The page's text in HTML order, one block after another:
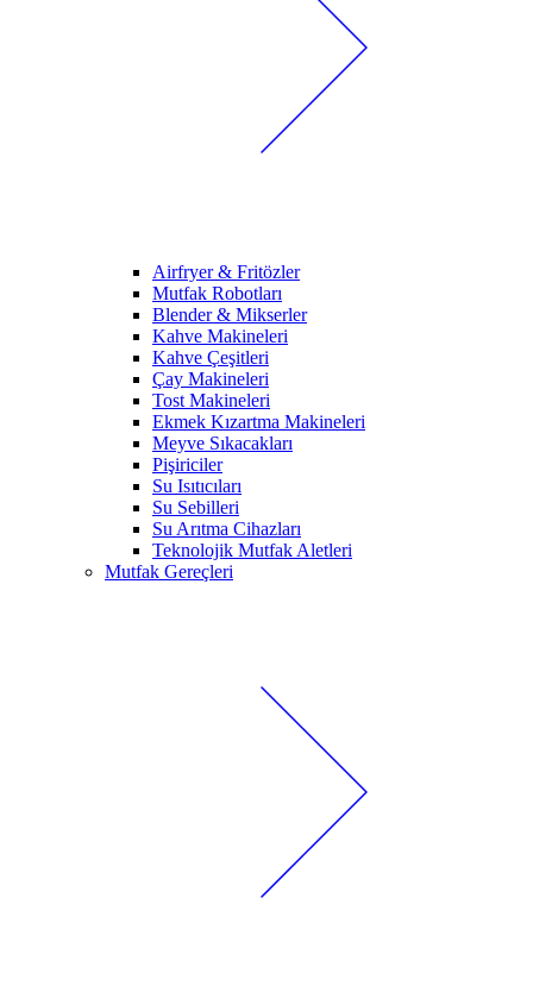
Airfryer & Fritözler
Mutfak Robotları
Blender & Mikserler
Kahve Makineleri
Kahve Çeşitleri
Çay Makineleri
Tost Makineleri
Ekmek Kızartma Makineleri
Meyve Sıkacakları
Pişiriciler
Su Isıtıcıları
Su Sebilleri
Su Arıtma Cihazları
Teknolojik Mutfak Aletleri
Mutfak Gereçleri